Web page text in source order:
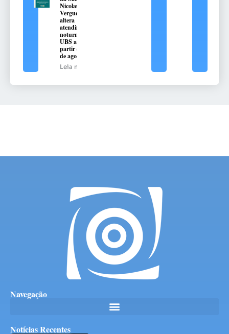
Nicolau
Vergueiro
altera
atendimento
noturno na
UBS a
partir de 10
de agosto
Leia mais
Navegação
Notícias Recentes